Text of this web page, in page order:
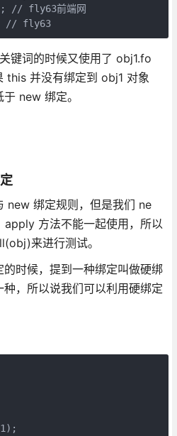
// fly63前端网
console.log(bar.name); // fly63
键词的时候又使用了 obj1.fo
this 并没有绑定到 obj1 对象
new 绑定。
new 绑定规则，但是我们 ne
方法不能一起使用，所以
来进行测试。
时候，提到一种绑定叫做硬绑
，所以说我们可以利用硬绑定